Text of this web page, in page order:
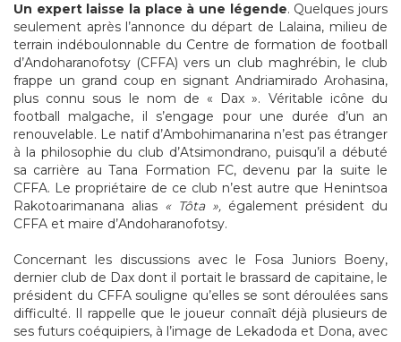
Un expert laisse la place à une légende. Quelques jours
seulement après l’annonce du départ de Lalaina, milieu de
terrain indéboulonnable du Centre de formation de football
d’Andoharanofotsy (CFFA) vers un club maghrébin, le club
frappe un grand coup en signant Andriamirado Arohasina,
plus connu sous le nom de « Dax ». Véritable icône du
football malgache, il s’engage pour une durée d’un an
renouvelable. Le natif d’Ambohimanarina n’est pas étranger
à la philosophie du club d’Atsimondrano, puisqu’il a débuté
sa carrière au Tana Formation FC, devenu par la suite le
CFFA. Le propriétaire de ce club n’est autre que Henintsoa
Rakotoarimanana alias « Tôta », également président du
CFFA et maire d’Andoharanofotsy.
Concernant les discussions avec le Fosa Juniors Boeny,
dernier club de Dax dont il portait le brassard de capitaine, le
président du CFFA souligne qu’elles se sont déroulées sans
difficulté. Il rappelle que le joueur connaît déjà plusieurs de
ses futurs coéquipiers, à l’image de Lekadoda et Dona, avec